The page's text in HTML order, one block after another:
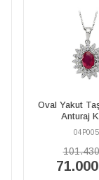
Pırlanta ve
Anturaj